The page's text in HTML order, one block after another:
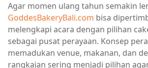
Agar momen ulang tahun semakin
GoddesBakeryBali.com bisa
melengkapi acara dengan pilihan
sebagai pusat perayaan. Konsep
memadukan venue, makanan, dan
rangkaian sering menjadi pilihan